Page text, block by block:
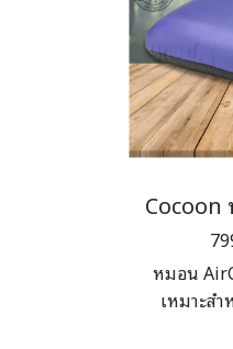
หมอน
เหมาะส
อุปกรณ์น้